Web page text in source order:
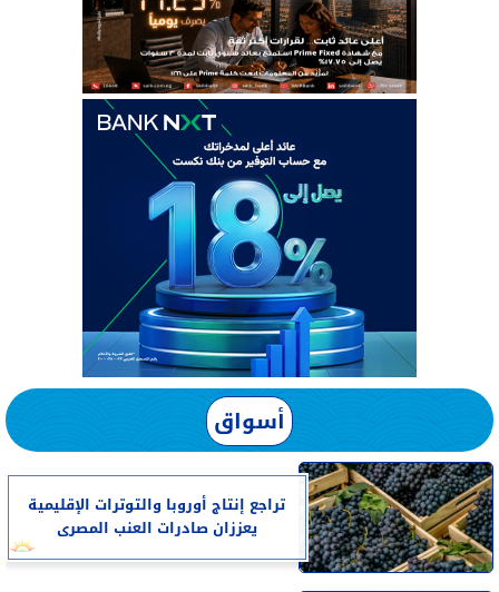
أسواق
تراجع إنتاج أوروبا والتوترات الإقليمية
يعززان صادرات العنب المصرى